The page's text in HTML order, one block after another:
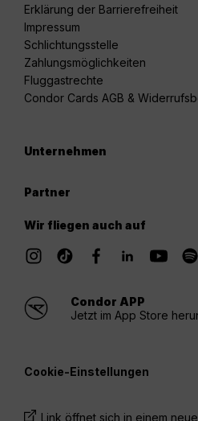
Erklärung der Barrierefreiheit
Impressum
Schlichtungsstelle
Zahlungsmöglichkeiten
Fluggastrechte
Condor Cards AGB &
Unternehmen
Partner
Wir fliegen auch auf
Condor APP
Jetzt im App Store
Cookie-Einstellungen
Link öffnet sich in einem